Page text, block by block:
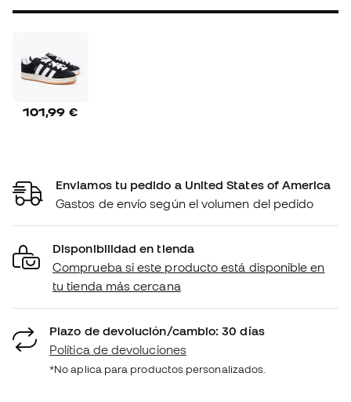
101,99 €
Enviamos tu pedido a United States of America
Gastos de envío según el volumen del pedido
Disponibilidad en tienda
Comprueba si este producto está disponible en
tu tienda más cercana
Plazo de devolución/cambio: 30 días
Política de devoluciones
*No aplica para productos personalizados.